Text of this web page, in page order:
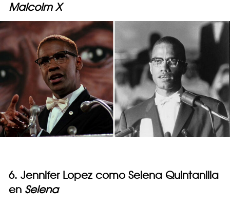
Malcolm X
6. Jennifer Lopez como Selena Quintanilla
en Selena